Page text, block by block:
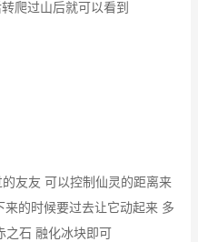
爬过山后就可以看到
友友 可以控制仙灵的距离来
的时候要过去让它动起来 多
石 融化冰块即可